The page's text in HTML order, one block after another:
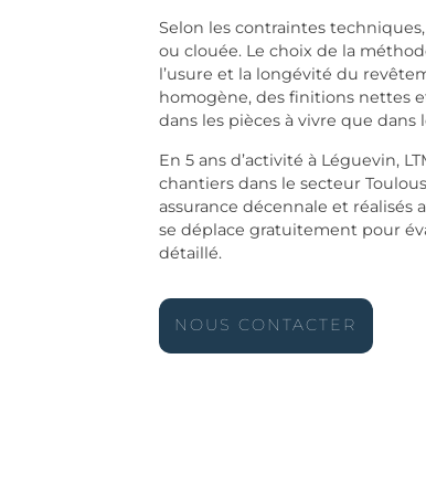
Selon les contraintes
ou clouée. Le choix de la
l’usure et la longévité du
homogène, des finitions nettes
dans les pièces à vivre que dans
En 5 ans d’activité à Léguevin,
chantiers dans le secteur
assurance décennale et réalisés
se déplace gratuitement pour
détaillé.
NOUS CONTACTER